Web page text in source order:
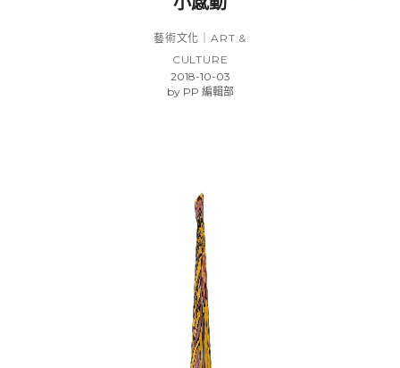
藝術文化｜ART &
CULTURE
2018-10-03
byPP 編輯部